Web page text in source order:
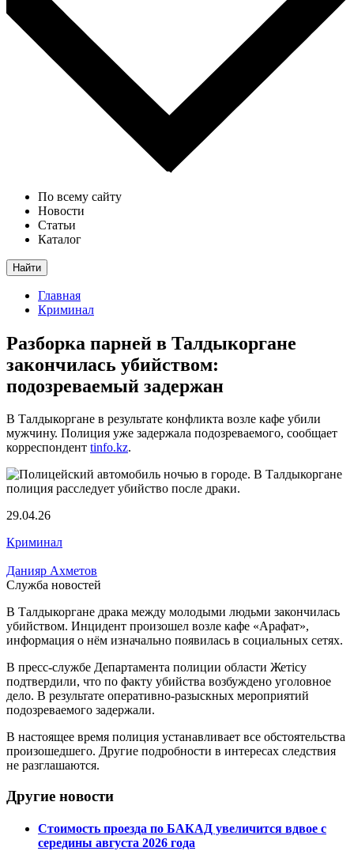
По всему сайту
Новости
Статьи
Каталог
Найти
Главная
Криминал
Разборка парней в Талдыкоргане
закончилась убийством:
подозреваемый задержан
В Талдыкоргане в результате конфликта возле кафе убили
мужчину. Полиция уже задержала подозреваемого, сообщает
корреспондент tinfo.kz.
29.04.26
Криминал
Данияр Ахметов
Служба новостей
В Талдыкоргане драка между молодыми людьми закончилась
убийством. Инцидент произошел возле кафе «Арафат»,
информация о нём изначально появилась в социальных сетях.
В пресс-службе Департамента полиции области Жетісу
подтвердили, что по факту убийства возбуждено уголовное
дело. В результате оперативно-разыскных мероприятий
подозреваемого задержали.
В настоящее время полиция устанавливает все обстоятельства
произошедшего. Другие подробности в интересах следствия
не разглашаются.
Другие новости
Стоимость проезда по БАКАД увеличится вдвое с
середины августа 2026 года